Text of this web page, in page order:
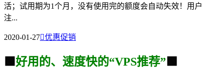
活；试用期为1个月，没有使用完的额度会自动失效！用户
注...
2020-01-27优惠促销
🟩 好用的、速度快的“VPS推荐” 🟩